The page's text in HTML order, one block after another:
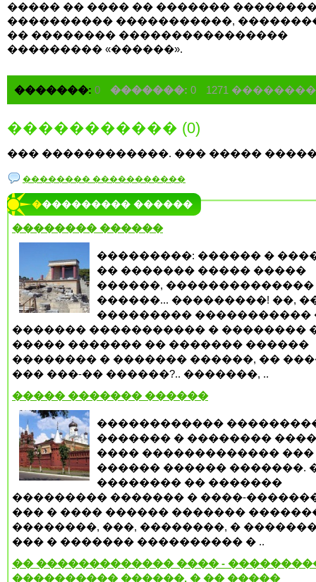
����� �� ���� �� �������
���������� �����������,
�� �������� ����������������
��������� «������».
�������: 0 �������: 0 1271 ��������
����������� (0)
��� ������������. ��� �����
�������� �����������
���������� ������
�������� ������
���������: ������ �
�� ������� ����� �����
������, ��������������
������... ���������! ��,
��������� �����������
������� ����������� � ��������
����� ������� �� ������� ������
�������� � ������� ������, ��
��� ���-�� ������?.. �������, ..
����� ������� ������
������������
������� � ��������
���� ������������� ���
������ ������ �������.
�������� �� �������
��������� ������� � ����-
��� � ���� ������ �������
��������, ���, ��������, �
��� � ������� ���������� � ..
�� ������������� ���� -
���������� ������, � �� �����